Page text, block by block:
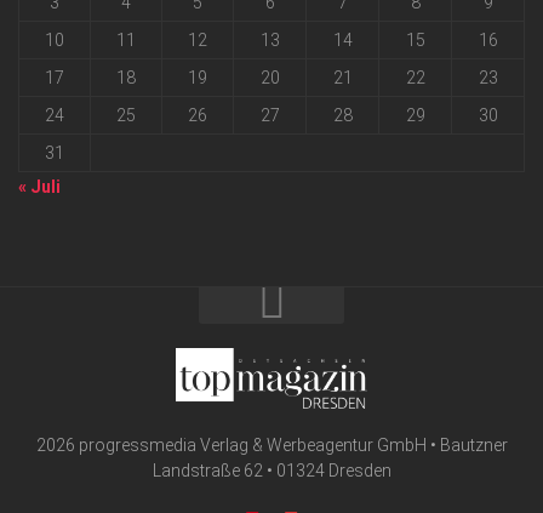
10
11 12 13 14 15
16
17
18 19 20 21 22
23
24
25 26 27 28 29
30
31
« Juli
2026 progressmedia Verlag & Werbeagentur GmbH • Bautzner
Landstraße 62 • 01324 Dresden